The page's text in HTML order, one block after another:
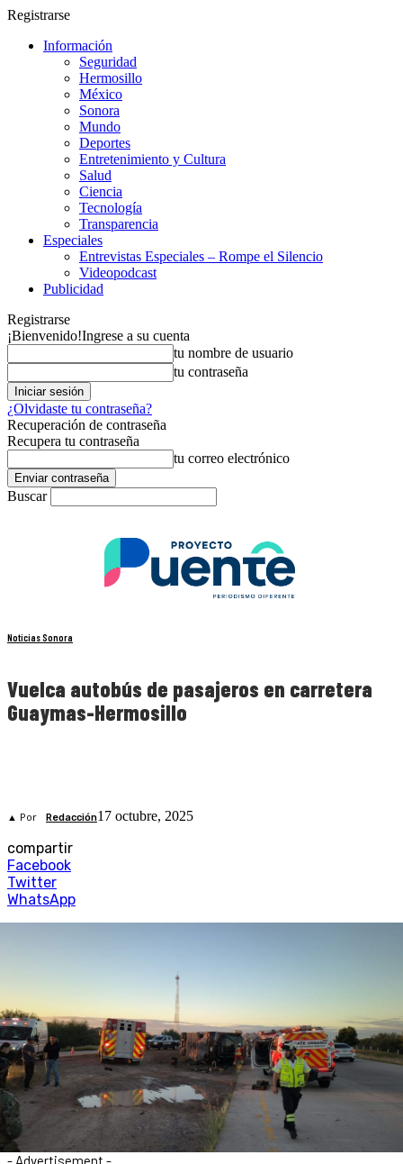
Registrarse
Información
Seguridad
Hermosillo
México
Sonora
Mundo
Deportes
Entretenimiento y Cultura
Salud
Ciencia
Tecnología
Transparencia
Especiales
Entrevistas Especiales – Rompe el Silencio
Videopodcast
Publicidad
Registrarse
¡Bienvenido!Ingrese a su cuenta
tu nombre de usuario
tu contraseña
¿Olvidaste tu contraseña?
Recuperación de contraseña
Recupera tu contraseña
tu correo electrónico
Buscar
Noticias Sonora
Vuelca autobús de pasajeros en carretera
Guaymas-Hermosillo
▲ Por Redacción17 octubre, 2025
compartir
Facebook
Twitter
WhatsApp
- Advertisement -